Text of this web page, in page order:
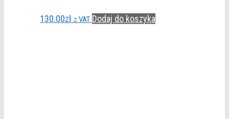
130.00zł z VAT Dodaj do koszyka